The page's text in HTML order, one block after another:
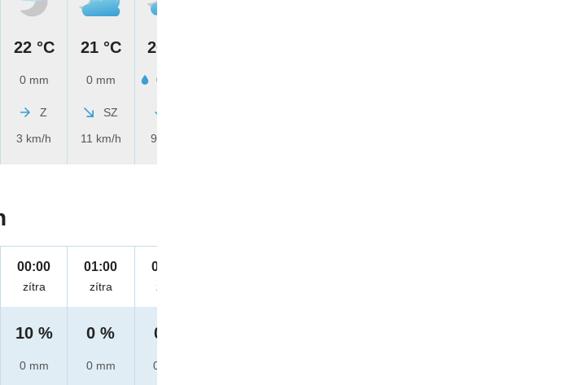
22 °C
0 mm
Z
3 km/h
21 °C
0 mm
SZ
11 km/h
20 °C
0.8 mm
9 km/h
00:00
zítra
10 %
0 mm
01:00
zítra
0 %
0 mm
02:00
zítra
0 %
0 mm